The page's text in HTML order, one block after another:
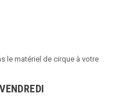
le matériel de cirque à votre